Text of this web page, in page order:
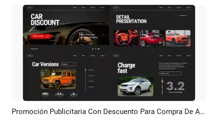
Previsualizar Crear IA Promoción Publicitaria Con Descuento Para Compra De Autos Negros Y Rojos